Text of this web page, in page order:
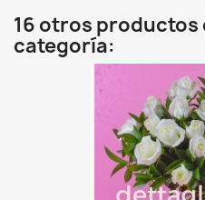
16 otros productos
categoría: